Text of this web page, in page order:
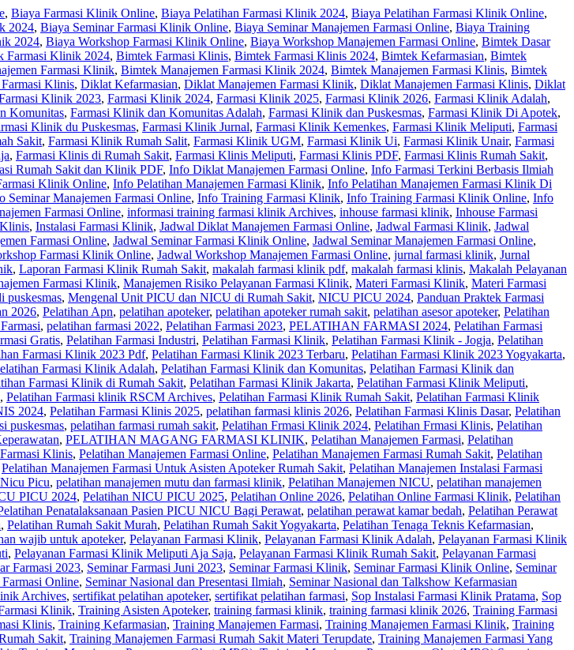
, Biaya Farmasi Klinik Online, Biaya Pelatihan Farmasi Klinik 2024, Biaya Pelatihan Farmasi Klinik Online,
2024, Biaya Seminar Farmasi Klinik Online, Biaya Seminar Manajemen Farmasi Online, Biaya Training
2024, Biaya Workshop Farmasi Klinik Online, Biaya Workshop Manajemen Farmasi Online, Bimtek Dasar
Farmasi Klinik 2024, Bimtek Farmasi Klinis, Bimtek Farmasi Klinis 2024, Bimtek Kefarmasian, Bimtek
Farmasi Klinik, Bimtek Manajemen Farmasi Klinik 2024, Bimtek Manajemen Farmasi Klinis, Bimtek
Klinis, Diklat Kefarmasian, Diklat Manajemen Farmasi Klinik, Diklat Manajemen Farmasi Klinis, Diklat
Klinik 2023, Farmasi Klinik 2024, Farmasi Klinik 2025, Farmasi Klinik 2026, Farmasi Klinik Adalah,
Komunitas, Farmasi Klinik dan Komunitas Adalah, Farmasi Klinik dan Puskesmas, Farmasi Klinik Di Apotek,
Klinik du Puskesmas, Farmasi Klinik Jurnal, Farmasi Klinik Kemenkes, Farmasi Klinik Meliputi, Farmasi
Sakit, Farmasi Klinik Rumah Salit, Farmasi Klinik UGM, Farmasi Klinik Ui, Farmasi Klinik Unair, Farmasi
, Farmasi Klinis di Rumah Sakit, Farmasi Klinis Meliputi, Farmasi Klinis PDF, Farmasi Klinis Rumah Sakit,
Rumah Sakit dan Klinik PDF, Info Diklat Manajemen Farmasi Online, Info Farmasi Terkini Berbasis Ilmiah
Klinik Online, Info Pelatihan Manajemen Farmasi Klinik, Info Pelatihan Manajemen Farmasi Klinik Di
Seminar Manajemen Farmasi Online, Info Training Farmasi Klinik, Info Training Farmasi Klinik Online, Info
Farmasi Online, informasi training farmasi klinik Archives, inhouse farmasi klinik, Inhouse Farmasi
, Instalasi Farmasi Klinik, Jadwal Diklat Manajemen Farmasi Online, Jadwal Farmasi Klinik, Jadwal
Farmasi Online, Jadwal Seminar Farmasi Klinik Online, Jadwal Seminar Manajemen Farmasi Online,
Farmasi Klinik Online, Jadwal Workshop Manajemen Farmasi Online, jurnal farmasi klinik, Jurnal
, Laporan Farmasi Klinik Rumah Sakit, makalah farmasi klinik pdf, makalah farmasi klinis, Makalah Pelayanan
Farmasi Klinik, Manajemen Risiko Pelayanan Farmasi Klinik, Materi Farmasi Klinik, Materi Farmasi
puskesmas, Mengenal Unit PICU dan NICU di Rumah Sakit, NICU PICU 2024, Panduan Praktek Farmasi
2026, Pelatihan Apn, pelatihan apoteker, pelatihan apoteker rumah sakit, pelatihan asesor apoteker, Pelatihan
, pelatihan farmasi 2022, Pelatihan Farmasi 2023, PELATIHAN FARMASI 2024, Pelatihan Farmasi
Gratis, Pelatihan Farmasi Industri, Pelatihan Farmasi Klinik, Pelatihan Farmasi Klinik - Jogja, Pelatihan
Farmasi Klinik 2023 Pdf, Pelatihan Farmasi Klinik 2023 Terbaru, Pelatihan Farmasi Klinik 2023 Yogyakarta,
Farmasi Klinik Adalah, Pelatihan Farmasi Klinik dan Komunitas, Pelatihan Farmasi Klinik dan
Farmasi Klinik di Rumah Sakit, Pelatihan Farmasi Klinik Jakarta, Pelatihan Farmasi Klinik Meliputi,
, Pelatihan Farmasi klinik RSCM Archives, Pelatihan Farmasi Klinik Rumah Sakit, Pelatihan Farmasi Klinik
2024, Pelatihan Farmasi Klinis 2025, pelatihan farmasi klinis 2026, Pelatihan Farmasi Klinis Dasar, Pelatihan
puskesmas, pelatihan farmasi rumah sakit, Pelatihan Frmasi Klinik 2024, Pelatihan Frmasi Klinis, Pelatihan
, PELATIHAN MAGANG FARMASI KLINIK, Pelatihan Manajemen Farmasi, Pelatihan
Klinis, Pelatihan Manajemen Farmasi Online, Pelatihan Manajemen Farmasi Rumah Sakit, Pelatihan
Pelatihan Manajemen Farmasi Untuk Asisten Apoteker Rumah Sakit, Pelatihan Manajemen Instalasi Farmasi
Picu, pelatihan manajemen mutu dan farmasi klinik, Pelatihan Manajemen NICU, pelatihan manajemen
PICU 2024, Pelatihan NICU PICU 2025, Pelatihan Online 2026, Pelatihan Online Farmasi Klinik, Pelatihan
Penatalaksanaan Pasien PICU NICU Bagi Perawat, pelatihan perawat kamar bedah, Pelatihan Perawat
, Pelatihan Rumah Sakit Murah, Pelatihan Rumah Sakit Yogyakarta, Pelatihan Tenaga Teknis Kefarmasian,
wajib untuk apoteker, Pelayanan Farmasi Klinik, Pelayanan Farmasi Klinik Adalah, Pelayanan Farmasi Klinik
, Pelayanan Farmasi Klinik Meliputi Aja Saja, Pelayanan Farmasi Klinik Rumah Sakit, Pelayanan Farmasi
Farmasi 2023, Seminar Farmasi Juni 2023, Seminar Farmasi Klinik, Seminar Farmasi Klinik Online, Seminar
Online, Seminar Nasional dan Presentasi Ilmiah, Seminar Nasional dan Talkshow Kefarmasian
Archives, sertifikat pelatihan apoteker, sertifikat pelatihan farmasi, Sop Instalasi Farmasi Klinik Pratama, Sop
Klinik, Training Asisten Apoteker, training farmasi klinik, training farmasi klinik 2026, Training Farmasi
Klinis, Training Kefarmasian, Training Manajemen Farmasi, Training Manajemen Farmasi Klinik, Training
Sakit, Training Manajemen Farmasi Rumah Sakit Materi Terupdate, Training Manajemen Farmasi Yang